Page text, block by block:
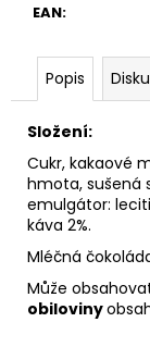
EAN:
Popis
Složení:
Cukr, kakaové
hmota, sušená
emulgátor:
káva 2%.
Mléčná
Může
obiloviny
e
m
LINDT
LINDOR
PRALINKY
BÍLÁ
ČOKOLÁDA
12,5G
(8
KS
100G
104,-)